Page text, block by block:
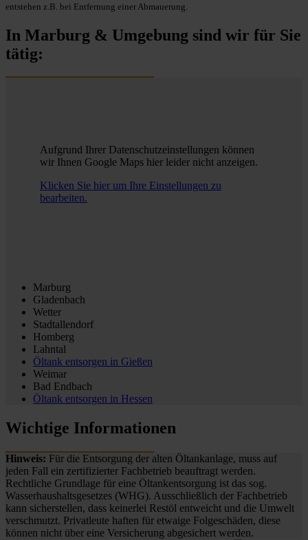
entstehen z.B. bei Entfernung einer Abmauerung.
In Marburg & Umgebung sind wir für Sie
tätig:
Aufgrund Ihrer Datenschutzeinstellungen können
wir Ihnen Google Maps hier leider nicht anzeigen.
Klicken Sie hier um Ihre Einstellungen zu
bearbeiten.
Marburg
Gladenbach
Wetter
Stadtallendorf
Homberg
Lahntal
Öltank entsorgen in Gießen
Weimar
Bad Endbach
Öltank entsorgen in Hessen
Wichtige Informationen
Hinweis: Für die Entsorgung der alten Öltankanlage, muss auf
jeden Fall ein zertifizierter Fachbetrieb beauftragt werden.
Rechtliche Grundlage für eine Öltankentsorgung ist das sog.
Wasserhaushaltsgesetzes (WHG). Ausschließlich der Fachbetrieb
kann sicherstellen, dass keinerlei Restöl entweicht und die Umwelt
verschmutzt. Privatleute haften für etwaige Folgeschäden, diese
können nicht über eine Versicherung abgesichert werden.